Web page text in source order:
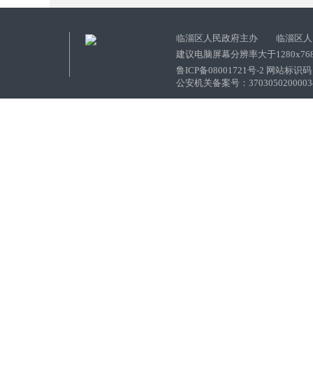
临淄区人民政府主办 临淄区人
建议电脑屏幕分辨率大于
鲁ICP备08001721号-2 网站标识
公安机关备案号：